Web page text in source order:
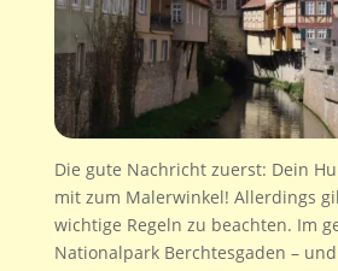
Die gute Nachricht zuerst: Dein
mit zum Malerwinkel! Allerdings
wichtige Regeln zu beachten. Im
Nationalpark Berchtesgaden –